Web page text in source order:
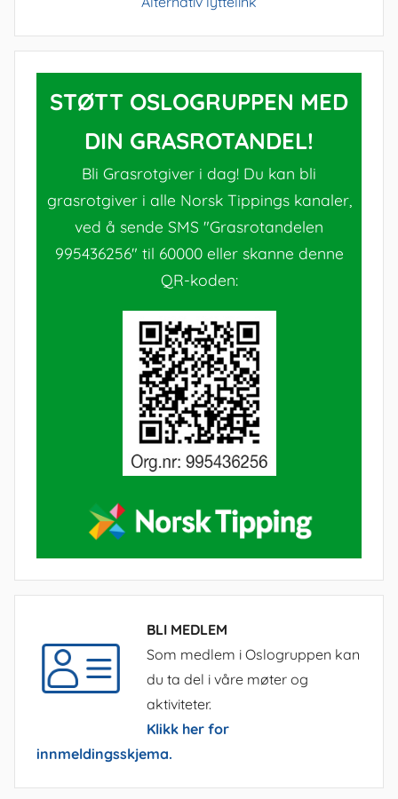
STØTT OSLOGRUPPEN MED
DIN GRASROTANDEL!
Bli Grasrotgiver i dag! Du kan bli
grasrotgiver i alle Norsk Tippings kanaler,
ved å sende SMS "Grasrotandelen
995436256" til 60000 eller skanne denne
QR-koden:
BLI MEDLEM
Som medlem i Oslogruppen kan
du ta del i våre møter og
aktiviteter.
Klikk her for
innmeldingsskjema.